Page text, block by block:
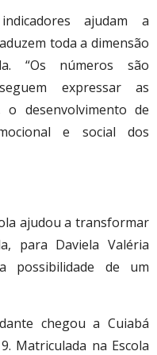
ajudam a
toda a dimensão
“Os números são
expressar as
o desenvolvimento de
e social dos
ajudou a transformar
para Daviela Valéria
possibilidade de um
chegou a Cuiabá
Matriculada na Escola